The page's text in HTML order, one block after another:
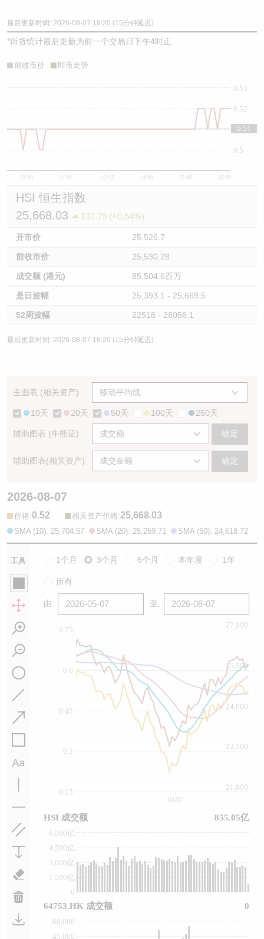
最后更新时间: 2026-08-07 16:20 (15分钟延迟)
*街货统计最后更新为前一个交易日下午4时正
前收市价 即市走势
10:00 11:00 12/13 14:00 15:00 16:00
0.5
0.51
0.52
0.53
0.51
HSI 恒生指数
25,668.03
137.75 (+0.54%)
开市价 25,526.7
前收市价 25,530.28
成交额 (港元) 85,504.6百万
是日波幅 25,393.1 - 25,669.5
52周波幅 22518 - 28056.1
最后更新时间: 2026-08-07 16:20 (15分钟延迟)
主图表 (相关资产)
10天 20天 50天 100天 250天
辅助图表 (牛熊证) 确定
辅助图表(相关资产) 确定
2026-08-07
价格:0.52 相关资产价格:25,668.03
SMA (10): 25,704.57 SMA (20): 25,259.71 SMA (50): 24,618.72
工具 1个月 3个月 6个月 本年度 1年
所有
由 至
0.6
0.15
0.3
0.45
0.75
22,500
21,000
24,000
25,500
27,000
0
1,500亿
3,000亿
4,500亿
6,000亿
45,000
60,000
01/07
HSI 成交额 855.05亿
64753.HK 成交额 0